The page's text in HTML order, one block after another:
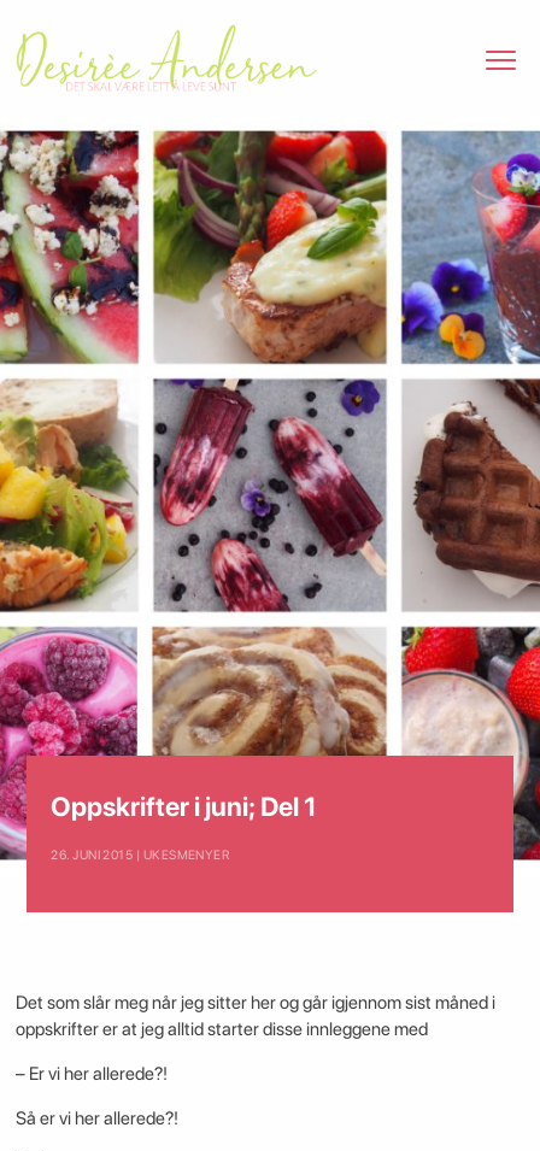
Oppskrifter i juni; Del 1
26. JUNI 2015 | UKESMENYER
Det som slår meg når jeg sitter her og går igjennom sist måned i
oppskrifter er at jeg alltid starter disse innleggene med
– Er vi her allerede?!
Så er vi her allerede?!